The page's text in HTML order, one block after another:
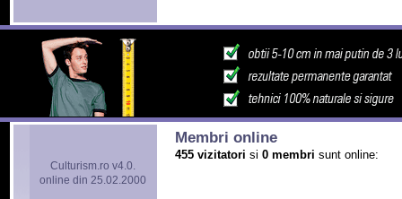
Culturism.ro v4.0.
online din 25.02.2000
Membri online
455 vizitatori si 0 membri sunt online: